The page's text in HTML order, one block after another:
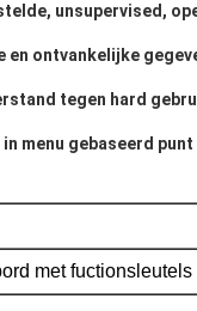
unsupervised,
ontvankelijke
tegen hard
menu gebaseerd
met fuctionsleutels